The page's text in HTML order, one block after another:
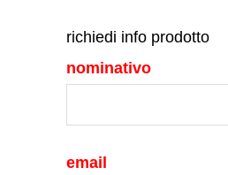
richiedi info prodotto
nominativo
email